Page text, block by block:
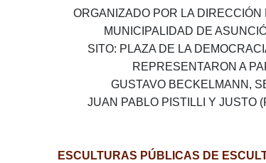
ORGANIZADO POR LA
MUNICIPALIDAD DE
SITO: PLAZA DE LA
REPRESENTARON A
GUSTAVO BECKELMANN,
JUAN PABLO PISTILLI Y JUSTO
ESCULTURAS PÚBLICAS DE